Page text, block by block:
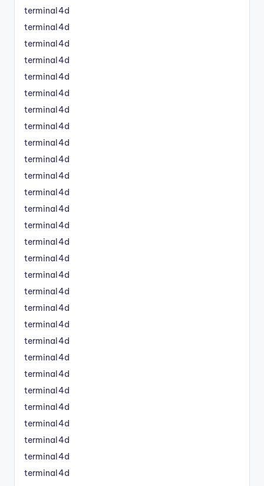
terminal4d
terminal4d
terminal4d
terminal4d
terminal4d
terminal4d
terminal4d
terminal4d
terminal4d
terminal4d
terminal4d
terminal4d
terminal4d
terminal4d
terminal4d
terminal4d
terminal4d
terminal4d
terminal4d
terminal4d
terminal4d
terminal4d
terminal4d
terminal4d
terminal4d
terminal4d
terminal4d
terminal4d
terminal4d